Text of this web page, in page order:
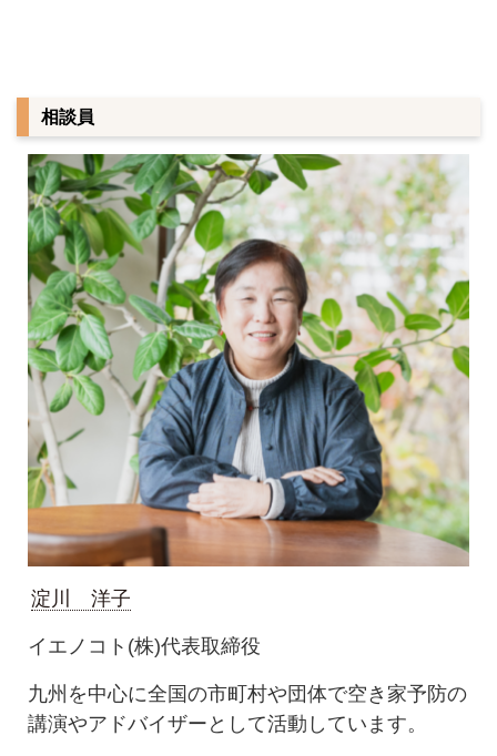
相談員
淀川 洋子
イエノコト(株)代表取締役
九州を中心に全国の市町村や団体で空き家予防の
講演やアドバイザーとして活動しています。